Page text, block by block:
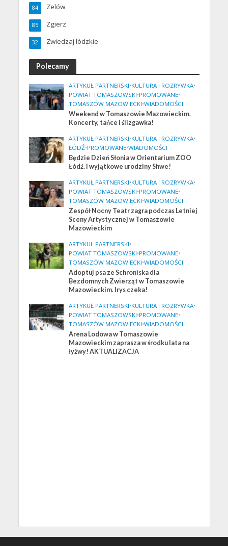
Zelów
84
Zgierz
85
Zwiedzaj łódzkie
32
Polecamy
ARTYKUŁ PARTNERSKI•KULTURA I ROZRYWKA•
POWIAT TOMASZOWSKI•PROMOWANE•
TOMASZÓW MAZOWIECKI•WIADOMOŚCI
Weekend w Tomaszowie Mazowieckim.
Koncerty, tańce i ślizgawka!
ARTYKUŁ PARTNERSKI•KULTURA I ROZRYWKA•
ŁÓDŹ•PROMOWANE•WIADOMOŚCI
Będzie Dzień Słonia w Orientarium ZOO
Łódź. I wyjątkowe urodziny Shwe!
ARTYKUŁ PARTNERSKI•KULTURA I ROZRYWKA•
POWIAT TOMASZOWSKI•PROMOWANE•
TOMASZÓW MAZOWIECKI•WIADOMOŚCI
Zespół Nocny Teatr zagra podczas Letniej
Sceny Artystycznej w Tomaszowie
Mazowieckim
ARTYKUŁ PARTNERSKI•
POWIAT TOMASZOWSKI•PROMOWANE•
TOMASZÓW MAZOWIECKI•WIADOMOŚCI
Adoptuj psa ze Schroniska dla
Bezdomnych Zwierząt w Tomaszowie
Mazowieckim. Irys czeka!
ARTYKUŁ PARTNERSKI•KULTURA I ROZRYWKA•
POWIAT TOMASZOWSKI•PROMOWANE•
TOMASZÓW MAZOWIECKI•WIADOMOŚCI
Arena Lodowa w Tomaszowie
Mazowieckim zaprasza w środku lata na
łyżwy! AKTUALIZACJA